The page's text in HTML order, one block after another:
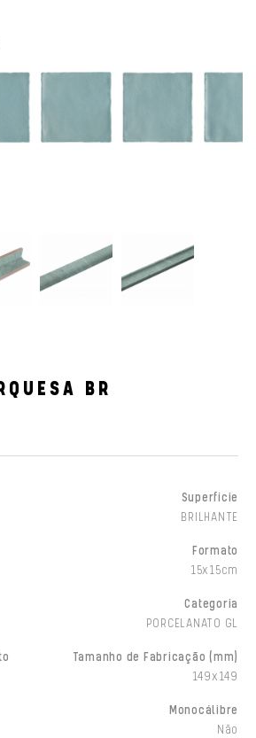
BR
Superfície
BRILHANTE
Formato
15x15cm
Categoria
PORCELANATO GL
Tamanho de Fabricação (mm)
149x149
Monocálibre
Não